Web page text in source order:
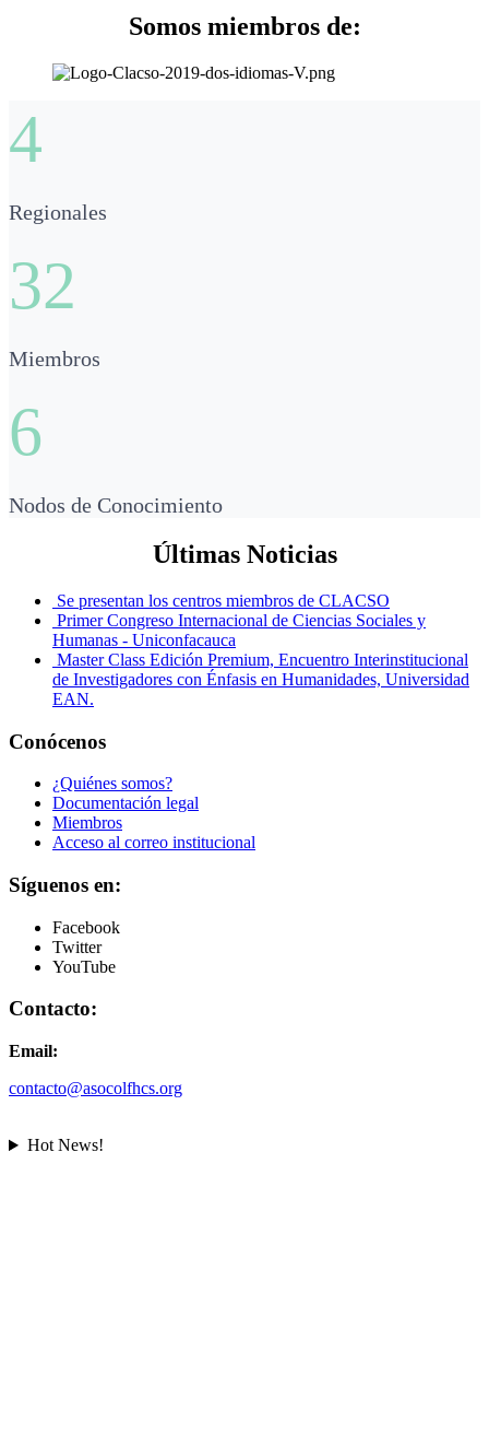
Somos miembros de:
4
Regionales
32
Miembros
6
Nodos de Conocimiento
Últimas Noticias
Se presentan los centros miembros de CLACSO
Primer Congreso Internacional de Ciencias Sociales y
Humanas - Uniconfacauca
Master Class Edición Premium, Encuentro Interinstitucional
de Investigadores con Énfasis en Humanidades, Universidad
EAN.
Conócenos
¿Quiénes somos?
Documentación legal
Miembros
Acceso al correo institucional
Síguenos en:
Facebook
Twitter
YouTube
Contacto:
Email:
contacto@asocolfhcs.org
Hot News!